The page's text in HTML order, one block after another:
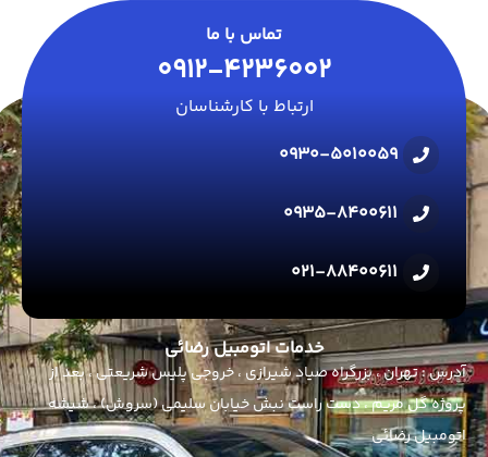
تماس با ما
0912-4236002
ارتباط با کارشناسان
0930-5010059
0935-8400611
021-88400611
خدمات اتومبیل رضائی
آدرس : تهران ، بزرگراه صیاد شیرازی ، خروجی پلیس شریعتی ، بعد از
پروژه گل مریم ، دست راست نبش خیابان سلیمی (سروش) ، شیشه
اتومبیل رضائی